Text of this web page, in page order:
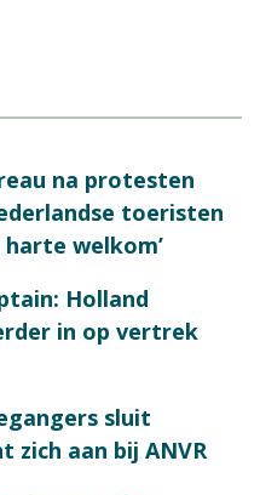
na protesten
toeristen
welkom’
Holland
in op vertrek
sluit
zich aan bij ANVR